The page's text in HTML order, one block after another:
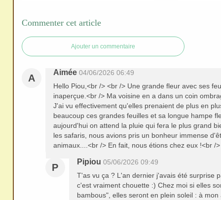
Commenter cet article
Ajouter un commentaire
A
Aimée 04/06/2026 06:49
Hello Piou,<br /> <br /> Une grande fleur avec ses
inaperçue.<br /> Ma voisine en a dans un coin
J'ai vu effectivement qu'elles prenaient de plus en
beaucoup ces grandes feuilles et sa longue hampe
aujourd'hui on attend la pluie qui fera le plus grand
les safaris, nous avions pris un bonheur immense
animaux....<br /> En fait, nous étions chez eux !<br /
P
Pipiou 05/06/2026 09:49
T'as vu ça ? L'an dernier j'avais été surprise
c'est vraiment chouette :) Chez moi si elles
bambous", elles seront en plein soleil : à